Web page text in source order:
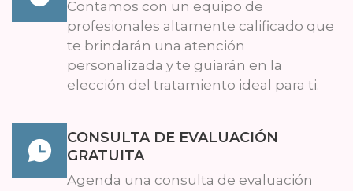
Contamos con un equipo de
profesionales altamente calificado que
te brindarán una atención
personalizada y te guiarán en la
elección del tratamiento ideal para ti.
CONSULTA DE EVALUACIÓN
GRATUITA
Agenda una consulta de evaluación